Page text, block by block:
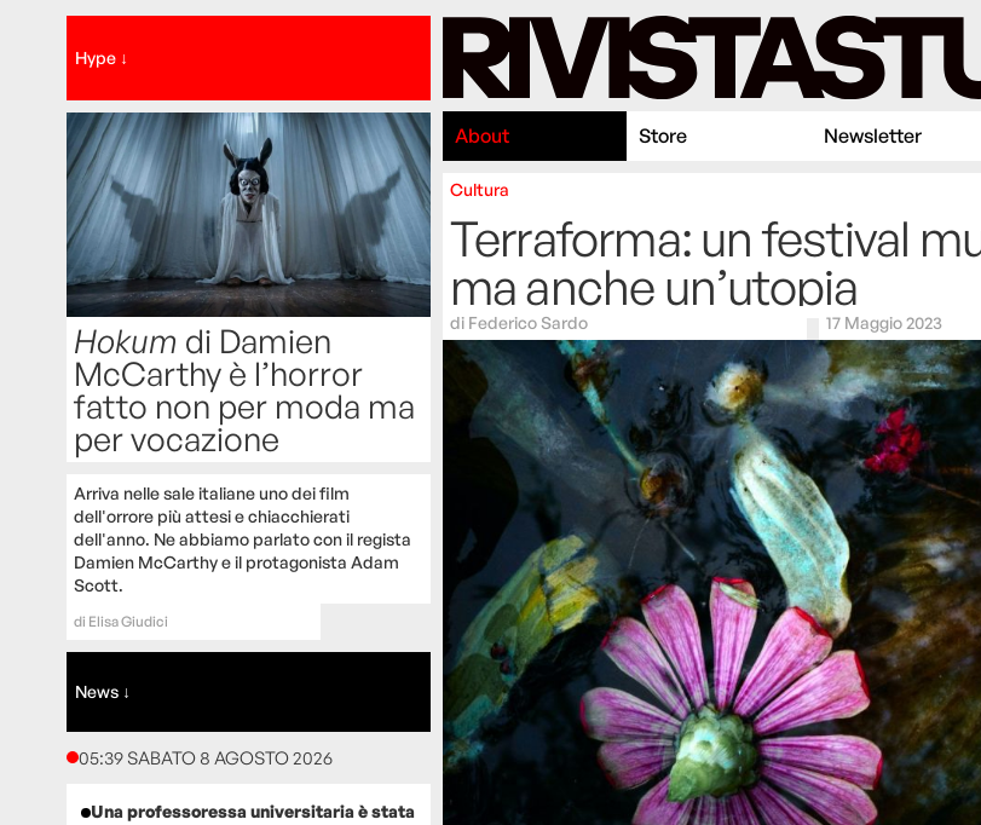
Hype ↓
Hokum di Damien
McCarthy è l’horror
fatto non per moda ma
per vocazione
Arriva nelle sale italiane uno dei film
dell'orrore più attesi e chiacchierati
dell'anno. Ne abbiamo parlato con il regista
Damien McCarthy e il protagonista Adam
Scott.
di Elisa Giudici
News ↓
05:39 SABATO 8 AGOSTO 2026
Una professoressa universitaria è stata
About Store Newsletter
Cultura
Terraforma: un festival
ma anche un’utopia
di Federico Sardo 17 Maggio 2023